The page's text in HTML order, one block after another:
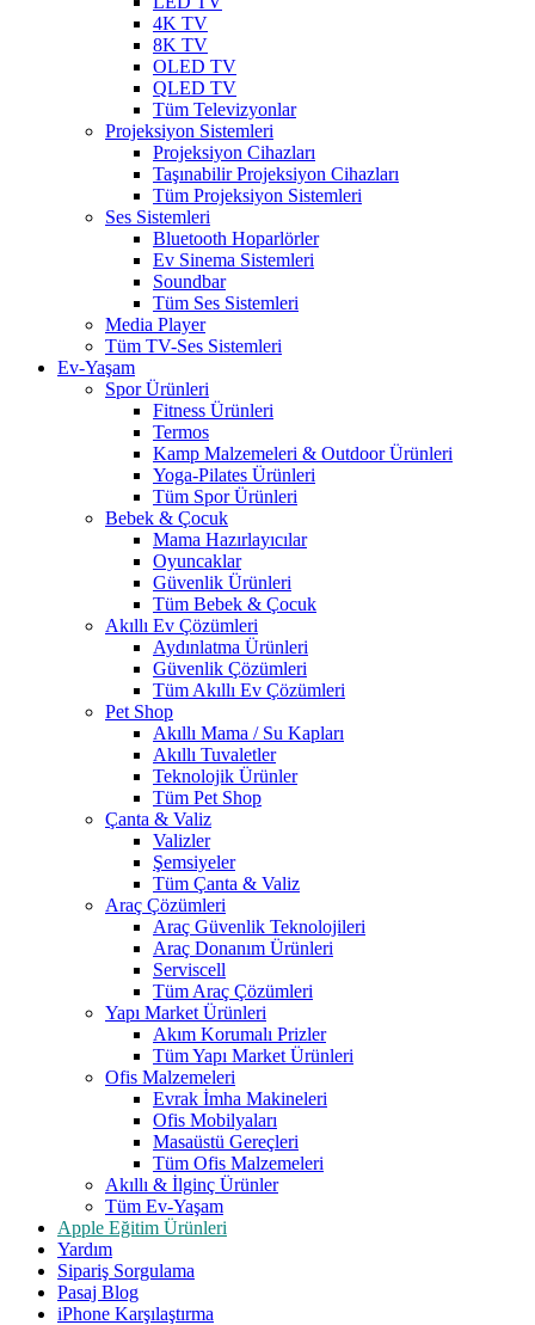
4K TV
8K TV
OLED TV
QLED TV
Tüm Televizyonlar
Projeksiyon Sistemleri
Projeksiyon Cihazları
Taşınabilir Projeksiyon Cihazları
Tüm Projeksiyon Sistemleri
Ses Sistemleri
Bluetooth Hoparlörler
Ev Sinema Sistemleri
Soundbar
Tüm Ses Sistemleri
Media Player
Tüm TV-Ses Sistemleri
Ev-Yaşam
Spor Ürünleri
Fitness Ürünleri
Termos
Kamp Malzemeleri & Outdoor Ürünleri
Yoga-Pilates Ürünleri
Tüm Spor Ürünleri
Bebek & Çocuk
Mama Hazırlayıcılar
Oyuncaklar
Güvenlik Ürünleri
Tüm Bebek & Çocuk
Akıllı Ev Çözümleri
Aydınlatma Ürünleri
Güvenlik Çözümleri
Tüm Akıllı Ev Çözümleri
Pet Shop
Akıllı Mama / Su Kapları
Akıllı Tuvaletler
Teknolojik Ürünler
Tüm Pet Shop
Çanta & Valiz
Valizler
Şemsiyeler
Tüm Çanta & Valiz
Araç Çözümleri
Araç Güvenlik Teknolojileri
Araç Donanım Ürünleri
Serviscell
Tüm Araç Çözümleri
Yapı Market Ürünleri
Akım Korumalı Prizler
Tüm Yapı Market Ürünleri
Ofis Malzemeleri
Evrak İmha Makineleri
Ofis Mobilyaları
Masaüstü Gereçleri
Tüm Ofis Malzemeleri
Akıllı & İlginç Ürünler
Tüm Ev-Yaşam
Apple Eğitim Ürünleri
Yardım
Sipariş Sorgulama
Pasaj Blog
iPhone Karşılaştırma